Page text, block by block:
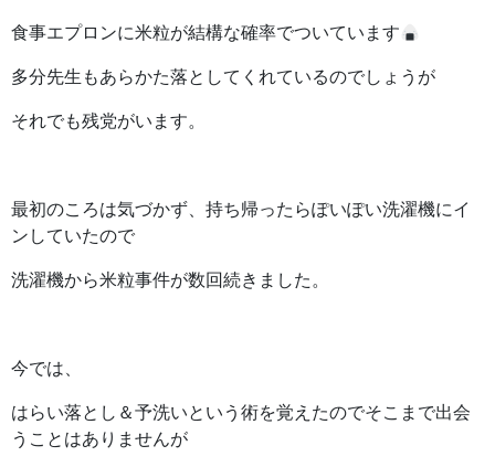
食事エプロンに米粒が結構な確率でついています
多分先生もあらかた落としてくれているのでしょうが
それでも残党がいます。
最初のころは気づかず、持ち帰ったらぽいぽい洗濯機にイ
ンしていたので
洗濯機から米粒事件が数回続きました。
今では、
はらい落とし＆予洗いという術を覚えたのでそこまで出会
うことはありませんが